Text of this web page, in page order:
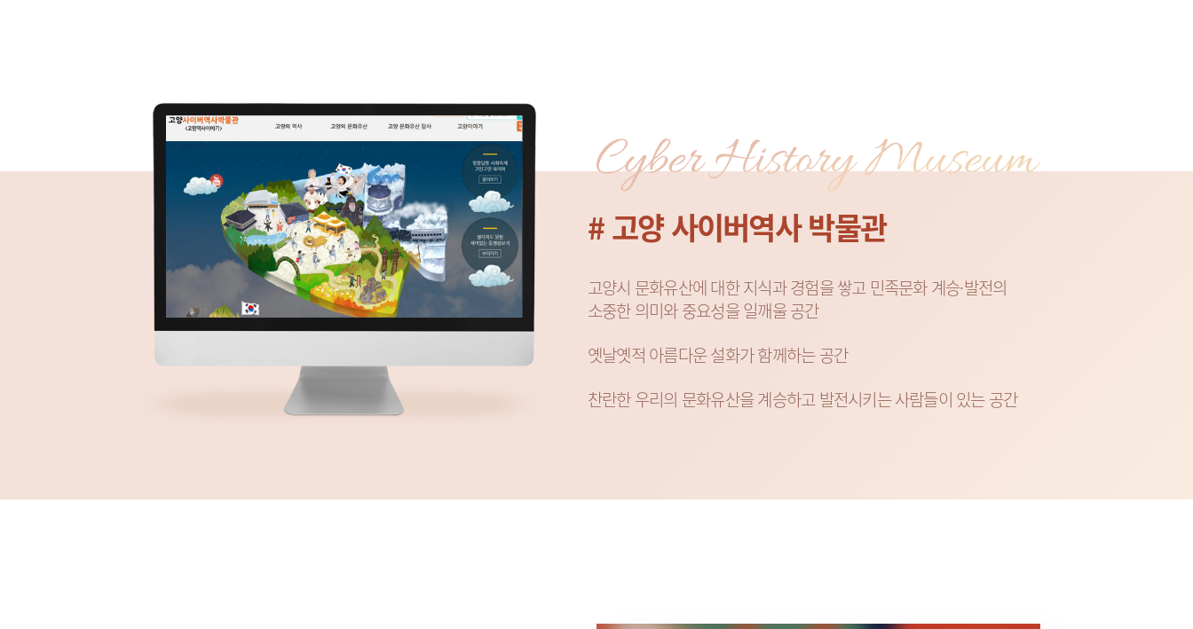
# 고양 사이버역사 박물관
고양시 문화유산에 대한 지식과 경험을 쌓고 민족문화 계승·발전의
소중한 의미와 중요성을 일깨울 공간
옛날옛적 아름다운 설화가 함께하는 공간
찬란한 우리의 문화유산을 계승하고 발전시키는 사람들이 있는 공간